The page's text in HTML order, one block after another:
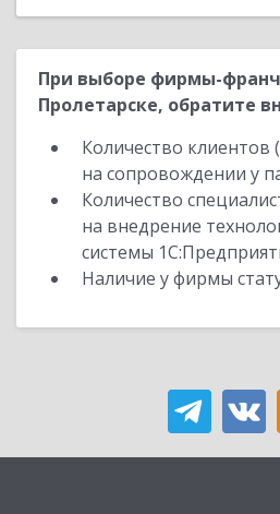
При выборе фирмы-
Пролетарске, обратите
Количество
на сопровождении у
Количество
на внедрение
системы
Наличие у фирмы